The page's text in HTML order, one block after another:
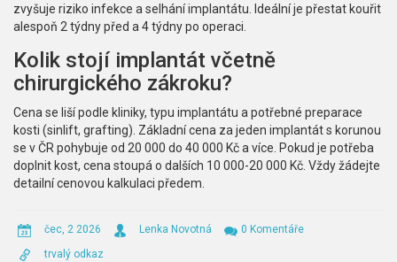
zvyšuje riziko infekce a selhání implantátu. Ideální je přestat kouřit
alespoň 2 týdny před a 4 týdny po operaci.
Kolik stojí implantát včetně
chirurgického zákroku?
Cena se liší podle kliniky, typu implantátu a potřebné preparace
kosti (sinlift, grafting). Základní cena za jeden implantát s korunou
se v ČR pohybuje od 20 000 do 40 000 Kč a více. Pokud je potřeba
doplnit kost, cena stoupá o dalších 10 000-20 000 Kč. Vždy žádejte
detailní cenovou kalkulaci předem.
čec, 2 2026 Lenka Novotná
0 Komentáře
trvalý odkaz